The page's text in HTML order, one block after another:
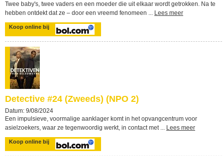
Twee baby's, twee vaders en een moeder die uit elkaar wordt getrokken. Na te
hebben ontdekt dat ze – door een vreemd fenomeen ... Lees meer
Koop online bij
Detective #24 (Zweeds) (NPO 2)
Datum: 9/08/2024
Een impulsieve, voormalige aanklager komt in het opvangcentrum voor
asielzoekers, waar ze tegenwoordig werkt, in contact met ... Lees meer
Koop online bij